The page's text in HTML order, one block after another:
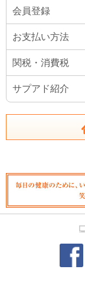
会員登録
お支払い方法
関税・消費税
サプアド紹介